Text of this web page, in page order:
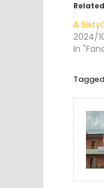
Related
A
2024/
In
Tagged